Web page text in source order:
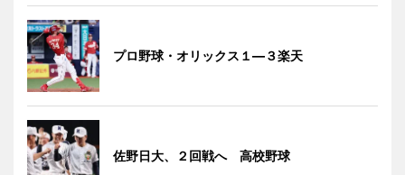
プロ野球・オリックス１―３楽天
佐野日大、２回戦へ 高校野球